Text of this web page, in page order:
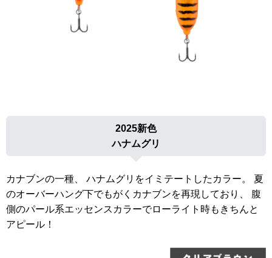
2025新色
ハナムグリ
カナブンの一種、 ハナムグリをイミテートしたカラー。 夏
のオーバーハング下でもがくカナブンを再現しており、 腹
側のパール系エッセンスカラーでローライト時もきちんと
アピール！